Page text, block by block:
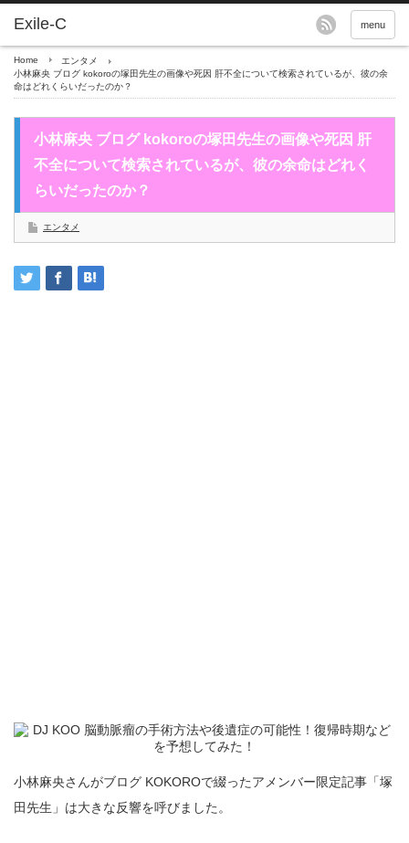
menu
Home
エンタメ
小林麻央 ブログ kokoroの塚田先生の画像や死因 肝不全について検索されているが、彼の余
命はどれくらいだったのか？
小林麻央 ブログ kokoroの塚田先生の画像や死因 肝
不全について検索されているが、彼の余命はどれく
らいだったのか？
エンタメ
小林麻央さんがブログ KOKOROで綴ったアメンバー限定記事「塚
田先生」は大きな反響を呼びました。